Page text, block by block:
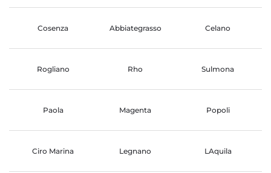
Cosenza Abbiategrasso Celano
Rogliano Rho Sulmona
Paola Magenta Popoli
Ciro Marina Legnano LAquila